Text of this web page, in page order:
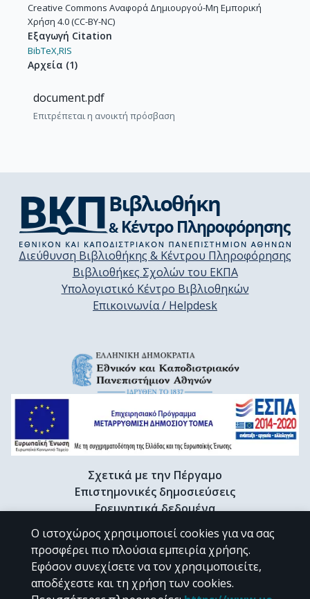
Creative Commons Αναφορά Δημιουργού-Μη Εμπορική
Χρήση 4.0 (CC-BY-NC)
Εξαγωγή Citation
BibTeX,RIS
Αρχεία (1)
document.pdf
Επιτρέπεται η ανοικτή πρόσβαση
Διεύθυνση Βιβλιοθήκης & Κέντρου Πληροφόρησης
Βιβλιοθήκες Σχολών του ΕΚΠΑ
Υπολογιστικό Κέντρο Βιβλιοθηκών
Επικοινωνία / Helpdesk
Σχετικά με την Πέργαμο
Επιστημονικές δημοσιεύσεις
Ερευνητικά δεδομένα
Διδακτορικές διατριβές & Γκρίζα βιβλιογραφία
Προφίλ Ερευνητή
CC BY-NC 4.0
Ο ιστοχώρος χρησιμοποιεί cookies για να σας
προσφέρει πιο πλούσια εμπειρία χρήσης.
Εφόσον συνεχίσετε να τον χρησιμοποιείτε,
αποδέχεστε και τη χρήση των cookies.